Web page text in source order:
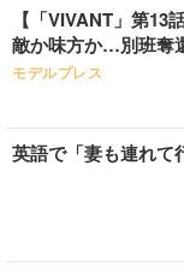
【「VIVANT」第13
敵か味方か…別班奪
モデルプレス
英語で「妻も連れて